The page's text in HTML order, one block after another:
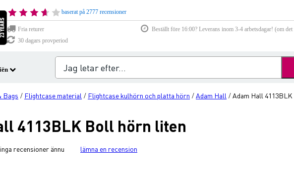
baserat på 2777 recensioner
Fria returer
Beställt före 16:00? Leverans inom 3-4 arbetsdagar! (om
30 dagars provperiod
Bags / Flightcase material / Flightcase kulhörn och platta hörn /Adam Hall /Adam Hall
4113BLK Boll hörn liten
inga recensioner ännu lämna en recension